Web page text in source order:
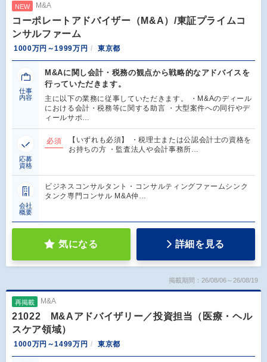
NEW M&A
コーポレートアドバイザー（M&A）/東証プライムコ
ンサルファーム
1000万円～1999万円 東京都
仕事
内容
M&Aに関し会計・税務の観点から戦略的なアドバイスを
行っていただきます。
主に以下の業務に従事していただきます。 ・M&Aのディール
における会計・税務等に関する助言 ・大型案件への同行やデ
ィールサポ…
応募
資格
必須
【いずれも必須】 ・税理士または公認会計士の資格を
お持ちの方 ・監査法人や会計事務所…
会社
概要
ビジネスコンサルタント・コンサルティングファームシンク
タンク専門コンサル M&A仲…
気になる 詳細を見る
掲載期間：26/08/06～26/08/19
再掲載 M&A
21022 M&Aアドバイザリー／投資担当（医療・ヘル
スケア領域）
1000万円～1499万円 東京都